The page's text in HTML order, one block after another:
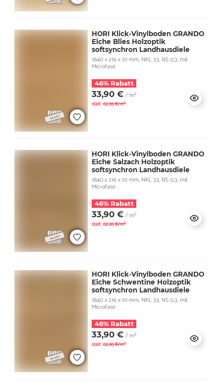
HORI Klick-Vinylboden GRANDO
Eiche Blies Holzoptik
softsynchron Landhausdiele
1840 x 216 x 10 mm, NKL 33, NS 0,3, mit
Microfase
46% Rabatt
33,90 € / m²
statt 62,95 €/m²
HORI Klick-Vinylboden GRANDO
Eiche Salzach Holzoptik
softsynchron Landhausdiele
1840 x 216 x 10 mm, NKL 33, NS 0,3, mit
Microfase
46% Rabatt
33,90 € / m²
statt 62,95 €/m²
HORI Klick-Vinylboden GRANDO
Eiche Schwentine Holzoptik
softsynchron Landhausdiele
1840 x 216 x 10 mm, NKL 33, NS 0,3, mit
Microfase
46% Rabatt
33,90 € / m²
statt 62,95 €/m²